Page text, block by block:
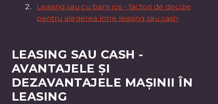
Leasing sau cu banii jos - factori de decizie
pentru alegerea între leasing sau cash
LEASING SAU CASH -
AVANTAJELE ȘI
DEZAVANTAJELE MAȘINII ÎN
LEASING